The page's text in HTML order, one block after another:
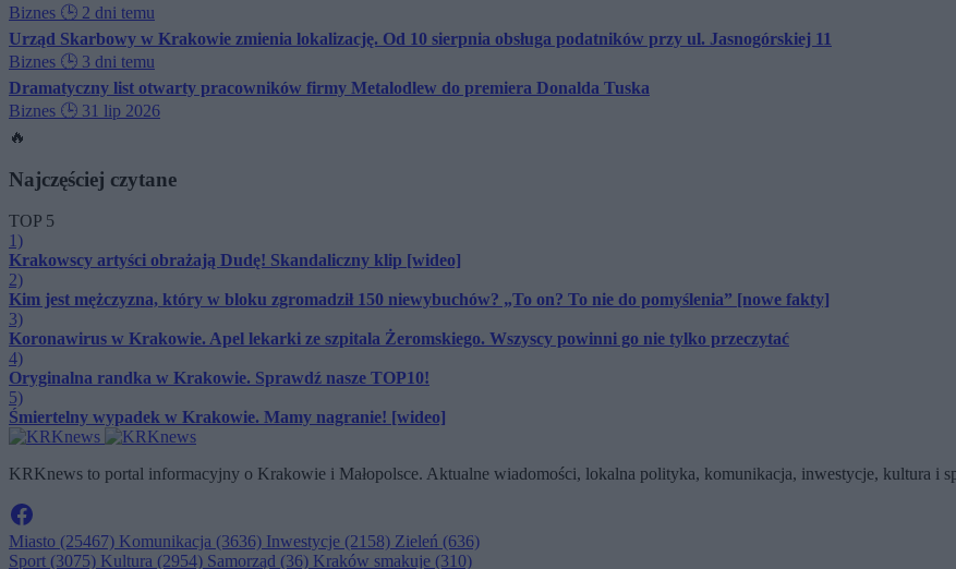
Biznes 🕒 2 dni temu
Urząd Skarbowy w Krakowie zmienia lokalizację. Od 10 sierpnia obsługa podatników przy ul. Jasnogórskiej 11
Biznes 🕒 3 dni temu
Dramatyczny list otwarty pracowników firmy Metalodlew do premiera Donalda Tuska
Biznes 🕒 31 lip 2026
🔥
Najczęściej czytane
TOP 5
1)
Krakowscy artyści obrażają Dudę! Skandaliczny klip [wideo]
2)
Kim jest mężczyzna, który w bloku zgromadził 150 niewybuchów? „To on? To nie do pomyślenia” [nowe fakty]
3)
Koronawirus w Krakowie. Apel lekarki ze szpitala Żeromskiego. Wszyscy powinni go nie tylko przeczytać
4)
Oryginalna randka w Krakowie. Sprawdź nasze TOP10!
5)
Śmiertelny wypadek w Krakowie. Mamy nagranie! [wideo]
KRKnews to portal informacyjny o Krakowie i Małopolsce. Aktualne wiadomości, lokalna polityka, komunikacja, inwestycje, kultura i
Miasto (25467) Komunikacja (3636) Inwestycje (2158) Zieleń (636)
Sport (3075) Kultura (2954) Samorząd (36) Kraków smakuje (310)